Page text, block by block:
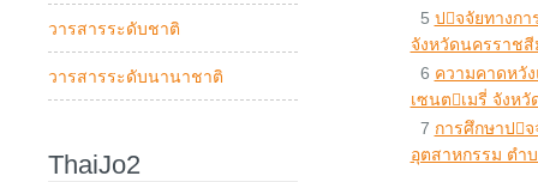
วารสารระดับชาติ
วารสารระดับนานาชาติ
ThaiJo2
5 ปจจัยทางกา
จังหวัดนครราช
6 ความคาดหวั
เซนตเมรี่ จังห
7 การศึกษาป
อุตสาหกรรม ตํา